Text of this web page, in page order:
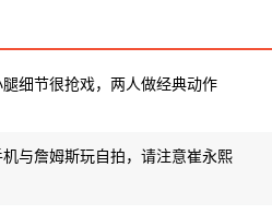
细节很抢戏，两人做经典动作
与詹姆斯玩自拍，请注意崔永熙